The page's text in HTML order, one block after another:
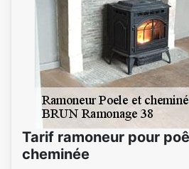
Tarif ramoneur pour
cheminée